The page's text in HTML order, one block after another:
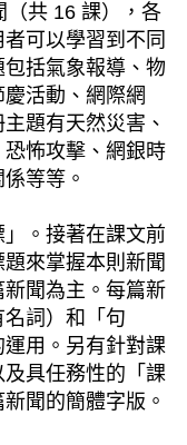
（共 16 課），各
可以學習到不同
括氣象報導、物
活動、網際網
題有天然災害、
怖攻擊、網銀時
等等。
。接著在課文前
來掌握本則新聞
聞為主。每篇新
詞）和「句
用。另有針對課
具任務性的「課
聞的簡體字版。